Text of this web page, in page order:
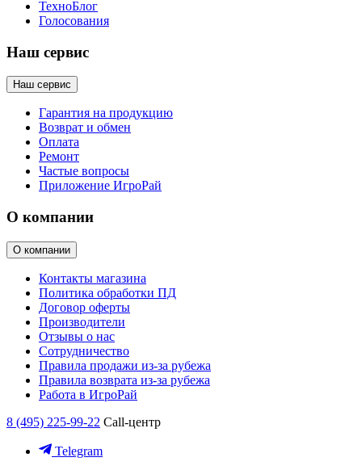
ТехноБлог
Голосования
Наш сервис
Наш сервис
Гарантия на продукцию
Возврат и обмен
Оплата
Ремонт
Частые вопросы
Приложение ИгроРай
О компании
О компании
Контакты магазина
Политика обработки ПД
Договор оферты
Производители
Отзывы о нас
Сотрудничество
Правила продажи из-за рубежа
Правила возврата из-за рубежа
Работа в ИгроРай
8 (495) 225-99-22 Call-центр
Telegram